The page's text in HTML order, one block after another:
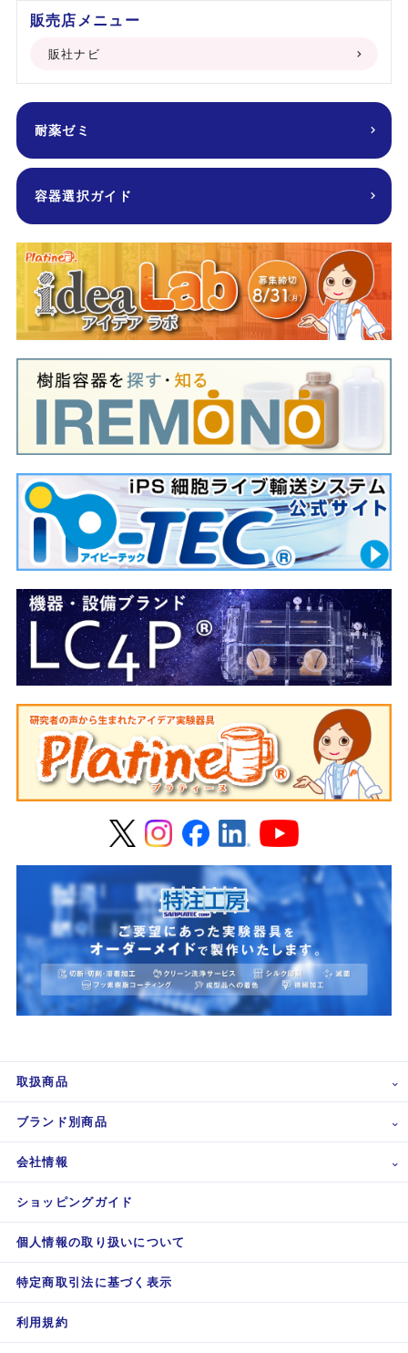
販売店メニュー
販社ナビ
耐薬ゼミ
容器選択ガイド
取扱商品
ブランド別商品
会社情報
ショッピングガイド
個人情報の取り扱いについて
特定商取引法に基づく表示
利用規約